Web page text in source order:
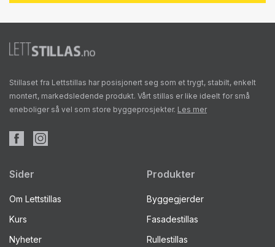
Stillaset fra Lettstillas har posisjonert seg som et trygt, stabilt, enkelt
montert, markedsledende produkt. Vårt stillas er like ideelt for små
eneboliger så vel som store byggeprosjekter. Les mer
Sider
Om Lettstillas
Kurs
Nyheter
Produkter
Byggegjerder
Fasadestillas
Rullestillas